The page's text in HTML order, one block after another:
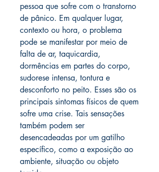
pessoa que sofre com o transtorno
de pânico. Em qualquer lugar,
contexto ou hora, o problema
pode se manifestar por meio de
falta de ar, taquicardia,
dormências em partes do corpo,
sudorese intensa, tontura e
desconforto no peito. Esses são os
principais sintomas físicos de quem
sofre uma crise. Tais sensações
também podem ser
desencadeadas por um gatilho
específico, como a exposição ao
ambiente, situação ou objeto